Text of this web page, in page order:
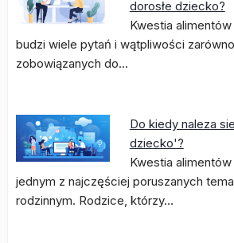
dorosłe dziecko?
Kwestia
budzi wiele pytań i wątpliwości
zobowiązanych do…
Do kiedy naleza
dziecko'?
Kwestia
jednym z najczęściej poruszanych
rodzinnym. Rodzice, którzy…